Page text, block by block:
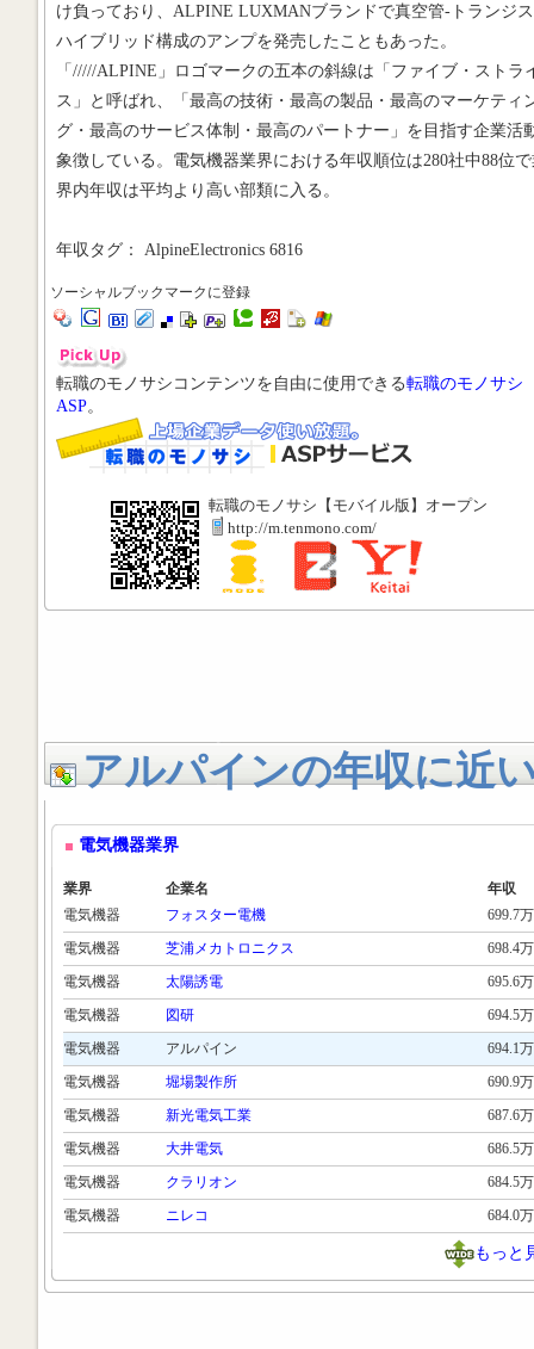
け負っており、ALPINE LUXMANブランドで真空管-トランジ
ハイブリッド構成のアンプを発売したこともあった。
「/////ALPINE」ロゴマークの五本の斜線は「ファイブ・ストラ
ス」と呼ばれ、「最高の技術・最高の製品・最高のマーケティ
グ・最高のサービス体制・最高のパートナー」を目指す企業活
象徴している。電気機器業界における年収順位は280社中88位
界内年収は平均より高い部類に入る。
年収タグ： AlpineElectronics 6816
ソーシャルブックマークに登録
転職のモノサシコンテンツを自由に使用できる転職のモノサシ
ASP。
転職のモノサシ【モバイル版】オープン
http://m.tenmono.com/
アルパインの年収に近
電気機器業界
業界 企業名
年収
電気機器
フォスター電機
699.7万
電気機器
芝浦メカトロニクス
698.4万
電気機器
太陽誘電
695.6万
電気機器
図研
694.5万
電気機器
アルパイン
694.1万
電気機器
堀場製作所
690.9万
電気機器
新光電気工業
687.6万
電気機器
大井電気
686.5万
電気機器
クラリオン
684.5万
電気機器
ニレコ 684.0万
もっと